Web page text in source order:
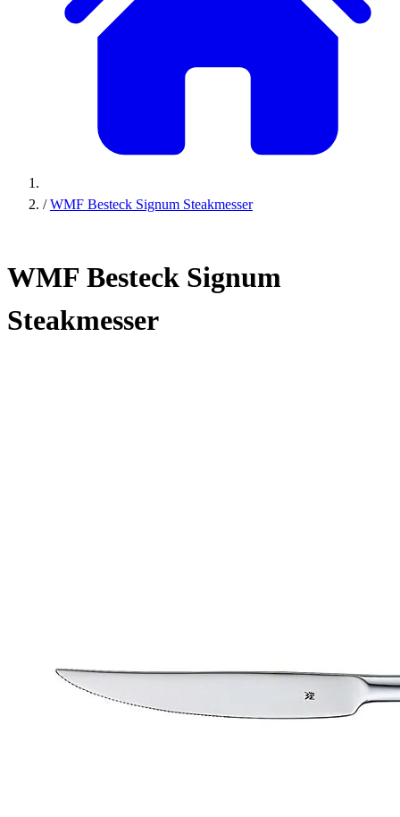
/ WMF Besteck Signum Steakmesser
WMF Besteck Signum
Steakmesser